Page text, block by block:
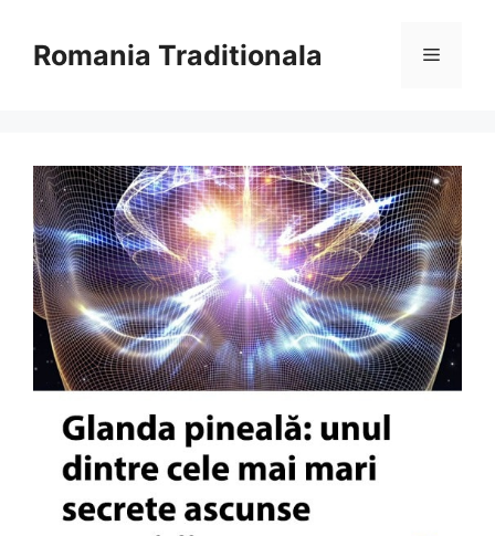
conținutRomania Traditionala Meniu